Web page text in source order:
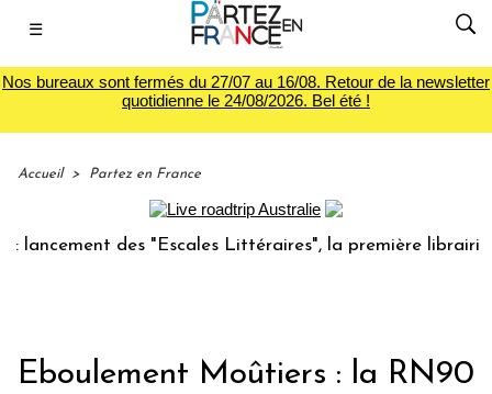
☰
Nos bureaux sont fermés du 27/07 au 16/08. Retour de la newsletter
quotidienne le 24/08/2026. Bel été !
Accueil > Partez en France
des "Escales Littéraires", la première librairie du
Eboulement Moûtiers : la RN90